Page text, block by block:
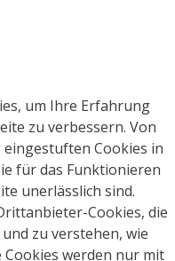
um Ihre Erfahrung
zu verbessern. Von
Cookies in
für das Funktionieren
unerlässlich sind.
Cookies, die
zu verstehen, wie
Cookies werden nur mit